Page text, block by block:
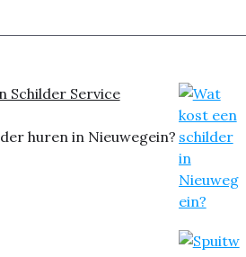
Schilder Service
huren in Nieuwegein?